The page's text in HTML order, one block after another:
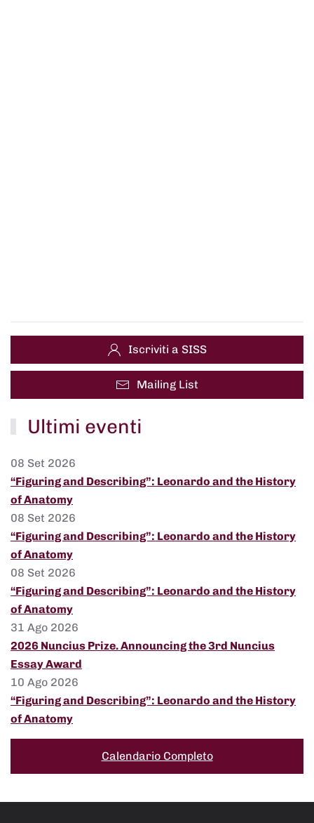
Iscriviti a SISS
Mailing List
Ultimi eventi
08 Set 2026
“Figuring and Describing”: Leonardo and the History
of Anatomy
08 Set 2026
“Figuring and Describing”: Leonardo and the History
of Anatomy
08 Set 2026
“Figuring and Describing”: Leonardo and the History
of Anatomy
31 Ago 2026
2026 Nuncius Prize. Announcing the 3rd Nuncius
Essay Award
10 Ago 2026
“Figuring and Describing”: Leonardo and the History
of Anatomy
Calendario Completo